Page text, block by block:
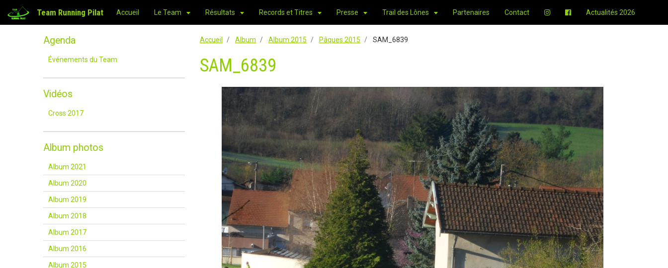
Team Running Pilat Accueil Le Team Résultats Records et Titres Presse Trail des Lônes Partenaires Contact Actualités 2026
Accueil Album Album 2015 Pâques 2015 SAM_6839
SAM_6839
Agenda
Événements du Team
Vidéos
Cross 2017
Album photos
Album 2021
Album 2020
Album 2019
Album 2018
Album 2017
Album 2016
Album 2015